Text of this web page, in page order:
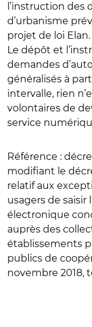
l’instruction des
d’urbanisme
projet de loi Elan.
Le dépôt et
demandes
généralisés à
intervalle, rien
volontaires de
service
Référence :
modifiant le
relatif aux
usagers de
électronique
auprès des
établissements
publics de
novembre 2018,